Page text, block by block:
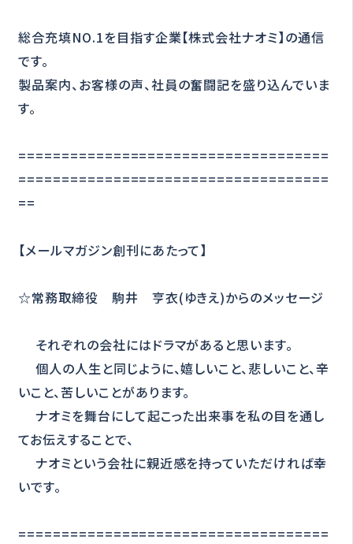
総合充填NO.1を目指す企業【株式会社ナオミ】の通信
です。
製品案内、お客様の声、社員の奮闘記を盛り込んでいま
す。
====================================
====================================
==
【メールマガジン創刊にあたって】
☆常務取締役 駒井 亨衣(ゆきえ)からのメッセージ
それぞれの会社にはドラマがあると思います。
個人の人生と同じように、嬉しいこと、悲しいこと、辛
いこと、苦しいことがあります。
ナオミを舞台にして起こった出来事を私の目を通し
てお伝えすることで、
ナオミという会社に親近感を持っていただければ幸
いです。
====================================